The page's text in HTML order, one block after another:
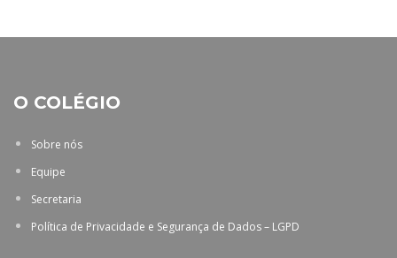
O COLÉGIO
Sobre nós
Equipe
Secretaria
Política de Privacidade e Segurança de Dados – LGPD